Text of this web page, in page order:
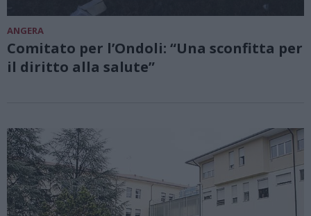
ANGERA
Comitato per l’Ondoli: “Una sconfitta per
il diritto alla salute”